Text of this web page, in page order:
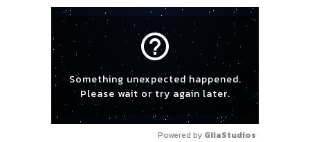
help_outline
Something unexpected happened.
Please wait or try again later.
Powered by GliaStudios